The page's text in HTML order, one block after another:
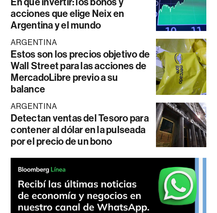
acciones que elige Neix en
Argentina y el mundo
ARGENTINA
Estos son los precios objetivo de
Wall Street para las acciones de
MercadoLibre previo a su
balance
ARGENTINA
Detectan ventas del Tesoro para
contener al dólar en la pulseada
por el precio de un bono